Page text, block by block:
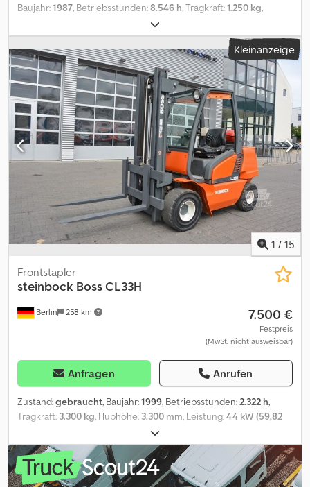
Baujahr:1987 , Betriebsstunden:8.546 h , Tragkraft:1.250 kg
1.450 mm
Gabellänge:1.150 mm, Vorderreifengröße:18x7-8 Ca. 80%,
Hinterreifengröße:18x7-8 Ca. 80%, Gesamtgewicht:2.460 kg,
Motortyp: Elektro, Hersteller: Steinbock Boss Crodpfxszp Tbws
Aagsf
Kleinanzeige
1 / 15
Berlin 258 km
Frontstapler
steinbock Boss CL33H
7.500 €
Festpreis
(MwSt. nicht ausweisbar)
Anfragen Anrufen
Zustand:gebraucht, Baujahr:1999, Betriebsstunden:2.322 h,
Tragkraft: 3.300 kg, Hubhöhe: 3.300 mm, Leistung:44 kW (59,82
, Farbe:Orange
km, Erstzulassung:10/1999, Federung:Sonstige, Fahrerkabine:
Sonstige , Emissionsklasse: keine, Kraftstoff: Flüssiggas (LPG),
Ausstattung:Kopfschutz, * Hubhöhe:3300mm * Tragkraft:3300kg